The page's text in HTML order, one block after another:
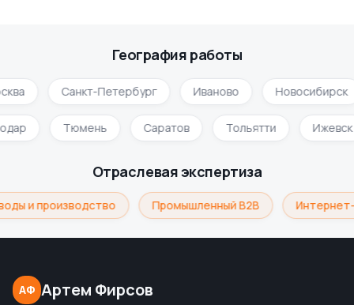
География работы
Санкт-Петербург Иваново Новосибирск
Тюмень Саратов Тольятти
Отраслевая экспертиза
и производство Промышленный B2B Интернет-
АФ Артем Фирсов